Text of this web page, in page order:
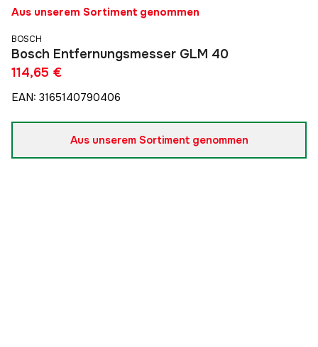
Aus unserem Sortiment genommen
BOSCH
Bosch Entfernungsmesser GLM 40
114,65 €
EAN: 3165140790406
Aus unserem Sortiment genommen